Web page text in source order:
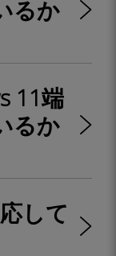
るか
11端
るか
して